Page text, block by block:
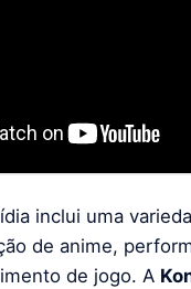
inclui uma
de anime,
de jogo. A